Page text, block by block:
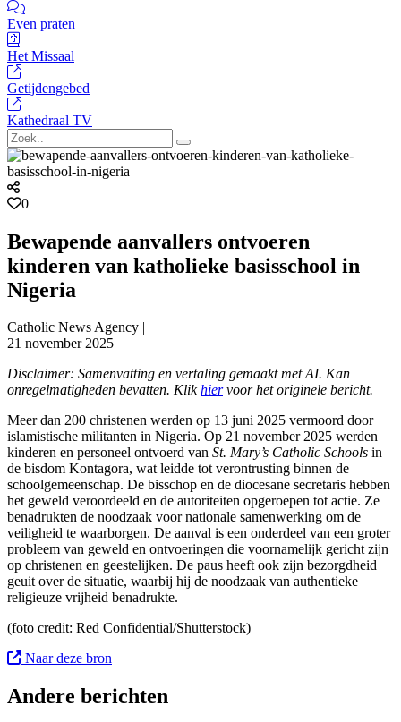
Even praten
Het Missaal
Getijdengebed
Kathedraal TV
0
Bewapende aanvallers ontvoeren
kinderen van katholieke basisschool in
Nigeria
Catholic News Agency |
21 november 2025
Disclaimer: Samenvatting en vertaling gemaakt met AI. Kan
onregelmatigheden bevatten. Klikhiervoor het originele bericht.
Meer dan 200 christenen werden op 13 juni 2025 vermoord door
islamistische militanten in Nigeria. Op 21 november 2025 werden
kinderen en personeel ontvoerd van St. Mary’s Catholic Schools in
de bisdom Kontagora, wat leidde tot verontrusting binnen de
schoolgemeenschap. De bisschop en de diocesane secretaris hebben
het geweld veroordeeld en de autoriteiten opgeroepen tot actie. Ze
benadrukten de noodzaak voor nationale samenwerking om de
veiligheid te waarborgen. De aanval is een onderdeel van een groter
probleem van geweld en ontvoeringen die voornamelijk gericht zijn
op christenen en geestelijken. De paus heeft ook zijn bezorgdheid
geuit over de situatie, waarbij hij de noodzaak van authentieke
religieuze vrijheid benadrukte.
(foto credit: Red Confidential/Shutterstock)
Naar deze bron
Andere berichten